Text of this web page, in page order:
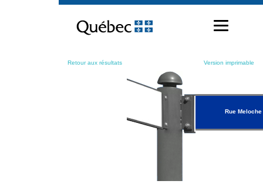
contenu
Retour aux résultats Version imprimable
Rue Meloche